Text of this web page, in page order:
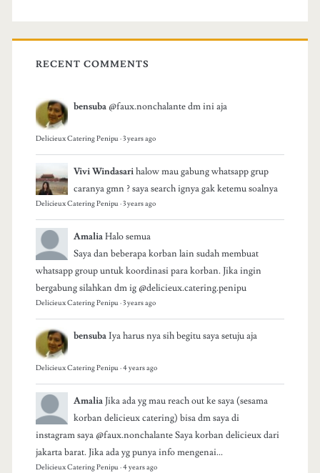
RECENT COMMENTS
bensuba @faux.nonchalante dm ini aja
Delicieux Catering Penipu·3 years ago
Vivi Windasari halow mau gabung whatsapp grup
caranya gmn ? saya search ignya gak ketemu soalnya
Delicieux Catering Penipu·3 years ago
Amalia Halo semua
Saya dan beberapa korban lain sudah membuat
whatsapp group untuk koordinasi para korban. Jika ingin
bergabung silahkan dm ig @delicieux.catering.penipu
Delicieux Catering Penipu·3 years ago
bensuba Iya harus nya sih begitu saya setuju aja
Delicieux Catering Penipu·4 years ago
Amalia Jika ada yg mau reach out ke saya (sesama
korban delicieux catering) bisa dm saya di
instagram saya @faux.nonchalante Saya korban delicieux dari
jakarta barat. Jika ada yg punya info mengenai...
Delicieux Catering Penipu·4 years ago